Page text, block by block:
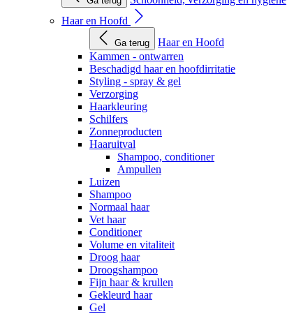
Haar en Hoofd
Ga terug
Haar en Hoofd
Kammen - ontwarren
Beschadigd haar en hoofdirritatie
Styling - spray & gel
Verzorging
Haarkleuring
Schilfers
Zonneproducten
Haaruitval
Shampoo, conditioner
Ampullen
Luizen
Shampoo
Normaal haar
Vet haar
Conditioner
Volume en vitaliteit
Droog haar
Droogshampoo
Fijn haar & krullen
Gekleurd haar
Gel